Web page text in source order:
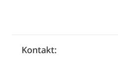
Kontakt: